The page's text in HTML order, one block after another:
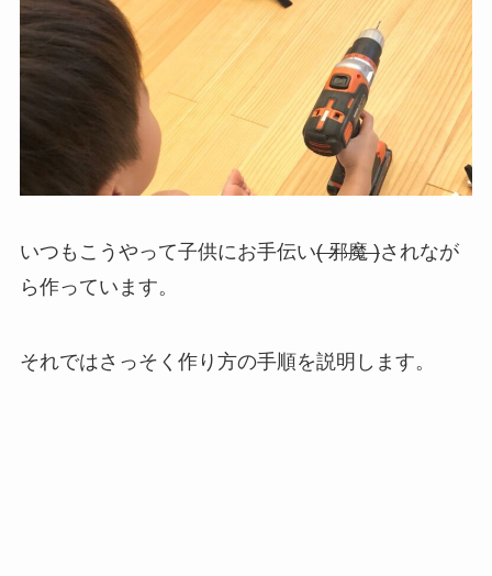
いつもこうやって子供にお手伝い( 邪魔 )されなが
ら作っています。
それではさっそく作り方の手順を説明します。